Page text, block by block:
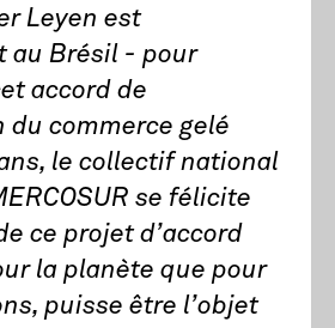
Leyen est
au Brésil - pour
accord de
commerce gelé
le collectif national
se félicite
ce projet d’accord
la planète que pour
puisse être l’objet